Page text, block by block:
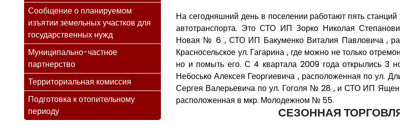
Сообщение о планируемом
изъятии земельных участков для
государственных нужд
Муниципально-частное
партнерство
Территориальная комиссия
Подготовка к отопительному
периоду
На сегодняшний день в поселении работают пять станций
автотранспорта. Это СТО ИП Зорко Николая
Новая № 6 , СТО ИП Бакуменко Виталия Павловича ,
Красносельское ул. Гагарина , где можно не только
но и помыть его. С 4 квартала 2009 года открылись 3
Небосько Алексея Георгиевича , расположенная по ул.
Сергея Валерьевича по ул. Гоголя № 28 , и СТО ИП
расположенная в мкр. Молодежном № 55.
СЕЗОННАЯ